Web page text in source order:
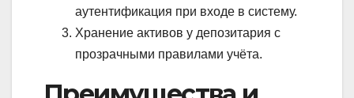
аутентификация при входе в систему.
Хранение активов у депозитария с
прозрачными правилами учёта.